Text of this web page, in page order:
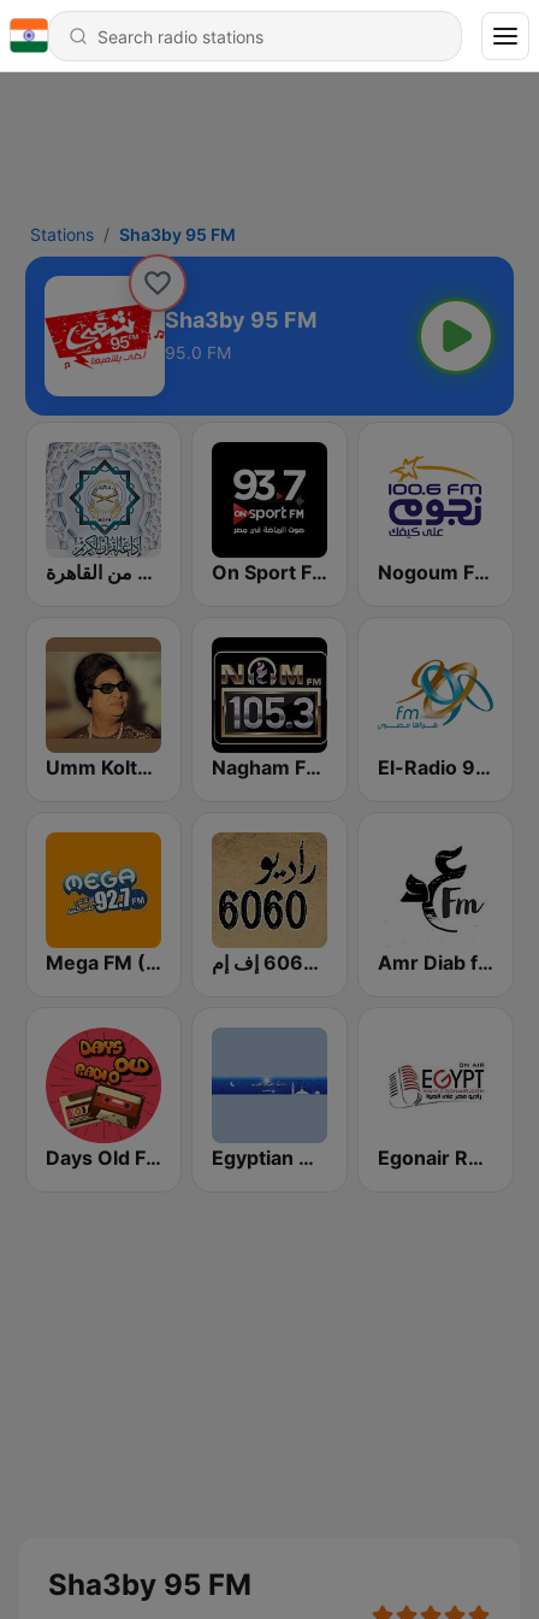
Stations Sha3by 95 FM
Sha3by 95 FM
95.0 FM
إذاعة القرآن الكريم من القاهرة On Sport FM Nogoum FM 100.6 (نجوم فم)
Umm Kolthoum راديو أم كلثوم Nagham FM 105.3 (نغم إف إم) El-Radio‎ 9090 (الراديو٩٠٩٠)
Mega FM (ميجا إف إم) راديو 6060 إف إم Amr Diab fm عمرو دياب
Days Old FM Egyptian Holy Quran Radio (اذاعه القرآن الكريم المصريه) Egonair Radio (راديو مصر على الهوا)
Sha3by 95 FM